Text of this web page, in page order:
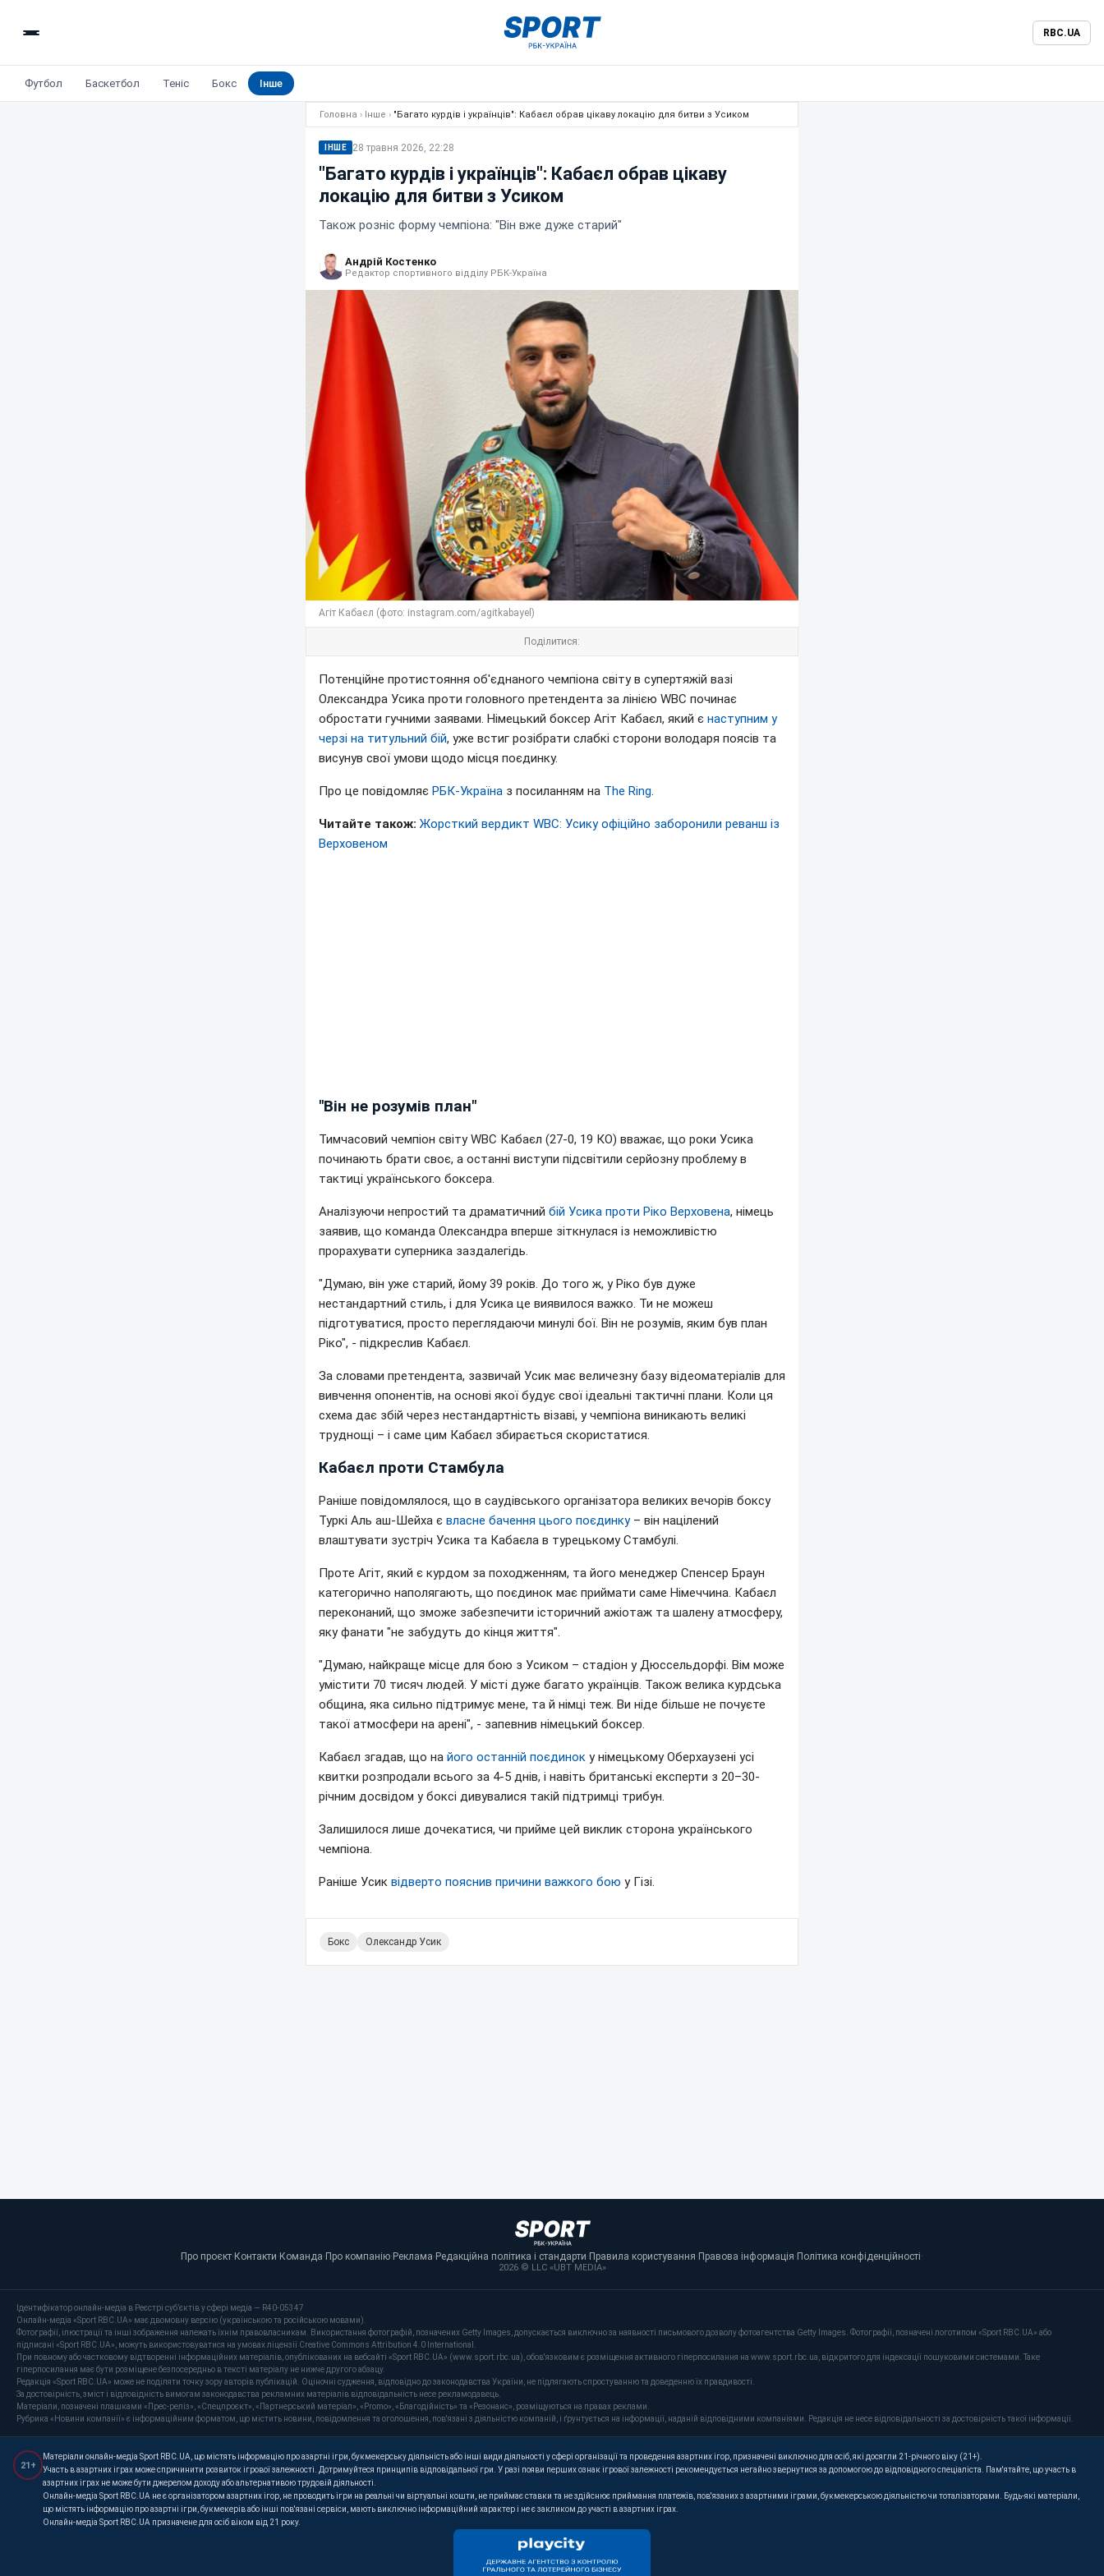
RBC.UA
Футбол Баскетбол Теніс Бокс Інше
Головна › Інше › "Багато курдів і українців": Кабаєл обрав цікаву локацію для битви з Усиком
ІНШЕ 28 травня 2026, 22:28
"Багато курдів і українців": Кабаєл обрав цікаву
локацію для битви з Усиком
Також розніс форму чемпіона: "Він вже дуже старий"
Андрій Костенко
Редактор спортивного відділу РБК-Україна
Агіт Кабаєл (фото: instagram.com/agitkabayel)
Поділитися:
Потенційне протистояння об'єднаного чемпіона світу в супертяжій вазі
Олександра Усика проти головного претендента за лінією WBC починає
обростати гучними заявами. Німецький боксер Агіт Кабаєл, який є наступним у
черзі на титульний бій, уже встиг розібрати слабкі сторони володаря поясів та
висунув свої умови щодо місця поєдинку.
Про це повідомляє РБК-Україна з посиланням на The Ring.
Читайте також: Жорсткий вердикт WBC: Усику офіційно заборонили реванш із
Верховеном
"Він не розумів план"
Тимчасовий чемпіон світу WBC Кабаєл (27-0, 19 КО) вважає, що роки Усика
починають брати своє, а останні виступи підсвітили серйозну проблему в
тактиці українського боксера.
Аналізуючи непростий та драматичний бій Усика проти Ріко Верховена, німець
заявив, що команда Олександра вперше зіткнулася із неможливістю
прорахувати суперника заздалегідь.
"Думаю, він уже старий, йому 39 років. До того ж, у Ріко був дуже
нестандартний стиль, і для Усика це виявилося важко. Ти не можеш
підготуватися, просто переглядаючи минулі бої. Він не розумів, яким був план
Ріко", - підкреслив Кабаєл.
За словами претендента, зазвичай Усик має величезну базу відеоматеріалів для
вивчення опонентів, на основі якої будує свої ідеальні тактичні плани. Коли ця
схема дає збій через нестандартність візаві, у чемпіона виникають великі
труднощі – і саме цим Кабаєл збирається скористатися.
Кабаєл проти Стамбула
Раніше повідомлялося, що в саудівського організатора великих вечорів боксу
Туркі Аль аш-Шейха є власне бачення цього поєдинку– він націлений
влаштувати зустріч Усика та Кабаєла в турецькому Стамбулі.
Проте Агіт, який є курдом за походженням, та його менеджер Спенсер Браун
категорично наполягають, що поєдинок має приймати саме Німеччина. Кабаєл
переконаний, що зможе забезпечити історичний ажіотаж та шалену атмосферу,
яку фанати "не забудуть до кінця життя".
"Думаю, найкраще місце для бою з Усиком – стадіон у Дюссельдорфі. Вім може
умістити 70 тисяч людей. У місті дуже багато українців. Також велика курдська
община, яка сильно підтримує мене, та й німці теж. Ви ніде більше не почуєте
такої атмосфери на арені", - запевнив німецький боксер.
Кабаєл згадав, що на його останній поєдинок у німецькому Оберхаузені усі
квитки розпродали всього за 4-5 днів, і навіть британські експерти з 20–30-
річним досвідом у боксі дивувалися такій підтримці трибун.
Залишилося лише дочекатися, чи прийме цей виклик сторона українського
чемпіона.
Раніше Усик відверто пояснив причини важкого бою у Гізі.
Бокс Олександр Усик
Про проєкт· Контакти· Команда· Про компанію· Реклама· Редакційна політика і стандарти· Правила користування· Правова інформація· Політика конфіденційності·
2026 © LLC «UBT MEDIA»
Ідентифікатор онлайн-медіа в Реєстрі суб’єктів у сфері медіа — R40-05347
Онлайн-медіа «Sport RBC.UA» має двомовну версію (українською та російською мовами).
Фотографії, ілюстрації та інші зображення належать їхнім правовласникам. Використання фотографій, позначених Getty Images, допускається виключно за наявності письмового дозволу фотоагентства Getty Images. Фотографії, позначені логотипом «Sport RBC.UA» або
підписані «Sport RBC.UA», можуть використовуватися на умовах ліцензії Creative Commons Attribution 4.0 International.
При повному або частковому відтворенні інформаційних матеріалів, опублікованих на вебсайті «Sport RBC.UA» (www.sport.rbc.ua), обов'язковим є розміщення активного гіперпосилання на www.sport.rbc.ua, відкритого для індексації пошуковими системами. Таке
гіперпосилання має бути розміщене безпосередньо в тексті матеріалу не нижче другого абзацу.
Редакція «Sport RBC.UA» може не поділяти точку зору авторів публікацій. Оціночні судження, відповідно до законодавства України, не підлягають спростуванню та доведенню їх правдивості.
За достовірність, зміст і відповідність вимогам законодавства рекламних матеріалів відповідальність несе рекламодавець.
Матеріали, позначені плашками «Прес-реліз», «Спецпроєкт», «Партнерський матеріал», «Promo», «Благодійність» та «Резонанс», розміщуються на правах реклами.
Рубрика «Новини компанії» є інформаційним форматом, що містить новини, повідомлення та оголошення, пов'язані з діяльністю компаній, і ґрунтується на інформації, наданій відповідними компаніями. Редакція не несе відповідальності за достовірність такої інформації.
21+
Матеріали онлайн-медіа Sport RBC.UA, що містять інформацію про азартні ігри, букмекерську діяльність або інші види діяльності у сфері організації та проведення азартних ігор, призначені виключно для осіб, які досягли 21-річного віку (21+).
Участь в азартних іграх може спричинити розвиток ігрової залежності. Дотримуйтеся принципів відповідальної гри. У разі появи перших ознак ігрової залежності рекомендується негайно звернутися за допомогою до відповідного спеціаліста. Пам'ятайте, що участь в
азартних іграх не може бути джерелом доходу або альтернативою трудовій діяльності.
Онлайн-медіа Sport RBC.UA не є організатором азартних ігор, не проводить ігри на реальні чи віртуальні кошти, не приймає ставки та не здійснює приймання платежів, пов'язаних з азартними іграми, букмекерською діяльністю чи тоталізаторами. Будь-які матеріали,
що містять інформацію про азартні ігри, букмекерів або інші пов'язані сервіси, мають виключно інформаційний характер і не є закликом до участі в азартних іграх.
Онлайн-медіа Sport RBC.UA призначене для осіб віком від 21 року.